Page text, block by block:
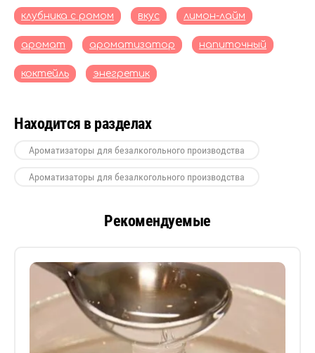
клубника с ромом вкус лимон-лайм
аромат ароматизатор напиточный
коктейль энегретик
Находится в разделах
Ароматизаторы для безалкогольного производства
Ароматизаторы для безалкогольного производства
Рекомендуемые